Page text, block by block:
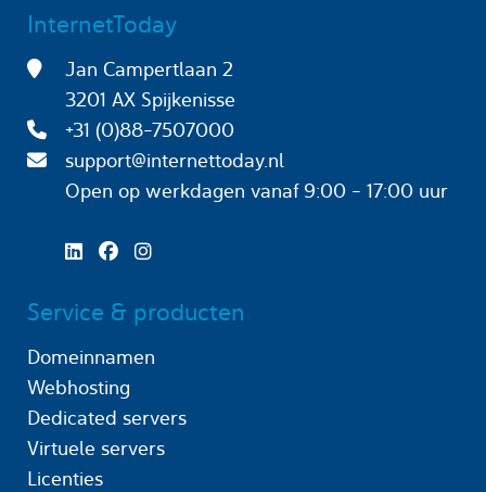
InternetToday
Jan Campertlaan 2
3201 AX Spijkenisse
+31 (0)88-7507000
support@internettoday.nl
Open op werkdagen
vanaf 9:00 - 17:00 uur
Service & producten
Domeinnamen
Webhosting
Dedicated servers
Virtuele servers
Licenties